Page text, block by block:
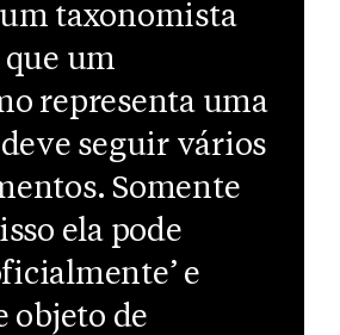
taxonomista
um
representa uma
seguir vários
Somente
ela pode
e
objeto de